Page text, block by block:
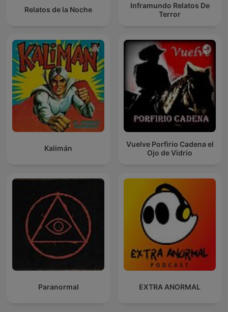
Relatos de la Noche
Inframundo Relatos De
Terror
Kalimán
Vuelve Porfirio Cadena el
Ojo de Vidrio
Paranormal EXTRA ANORMAL